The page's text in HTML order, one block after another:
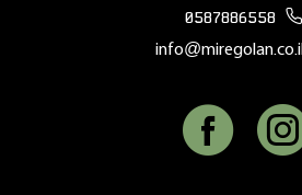
0587886558
info@miregolan.co.il